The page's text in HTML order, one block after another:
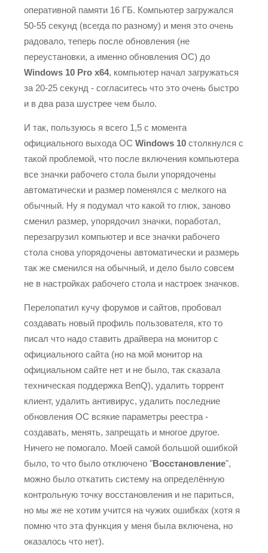
оперативной памяти 16 ГБ. Компьютер загружался
50-55 секунд (всегда по разному) и меня это очень
радовало, теперь после обновления (не
переустановки, а именно обновления ОС) до
Windows 10 Pro x64, компьютер начал загружаться
за 20-25 секунд - согласитесь что это очень быстро
и в два раза шустрее чем было.
И так, пользуюсь я всего 1,5 с момента
официального выхода ОС Windows 10 столкнулся с
такой проблемой, что после включения компьютера
все значки рабочего стола были упорядочены
автоматически и размер поменялся с мелкого на
обычный. Ну я подумал что какой то глюк, заново
сменил размер, упорядочил значки, поработал,
перезагрузил компьютер и все значки рабочего
стола снова упорядочены автоматически и размерь
так же сменился на обычный, и дело было совсем
не в настройках рабочего стола и настроек значков.
Перелопатил кучу форумов и сайтов, пробовал
создавать новый профиль пользователя, кто то
писал что надо ставить драйвера на монитор с
официального сайта (но на мой монитор на
официальном сайте нет и не было, так сказала
техническая поддержка BenQ), удалить торрент
клиент, удалить антивирус, удалить последние
обновления ОС всякие параметры реестра -
создавать, менять, запрещать и многое другое.
Ничего не помогало. Моей самой большой ошибкой
было, то что было отключено "Восстановление",
можно было откатить систему на определённую
контрольную точку восстановления и не париться,
но мы же не хотим учится на чужих ошибках (хотя я
помню что эта функция у меня была включена, но
оказалось что нет).